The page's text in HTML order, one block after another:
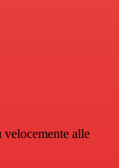
velocemente alle